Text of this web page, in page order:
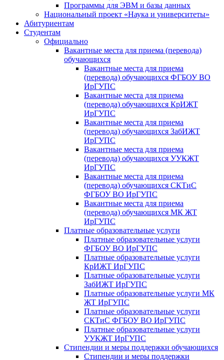
Программы для ЭВМ и базы данных
Национальный проект «Наука и университеты»
Абитуриентам
Студентам
Официально
Вакантные места для приема (перевода)
обучающихся
Вакантные места для приема
(перевода) обучающихся ФГБОУ ВО
ИрГУПС
Вакантные места для приема
(перевода) обучающихся КрИЖТ
ИрГУПС
Вакантные места для приема
(перевода) обучающихся ЗабИЖТ
ИрГУПС
Вакантные места для приема
(перевода) обучающихся УУКЖТ
ИрГУПС
Вакантные места для приема
(перевода) обучающихся СКТиС
ФГБОУ ВО ИрГУПС
Вакантные места для приема
(перевода) обучающихся МК ЖТ
ИрГУПС
Платные образовательные услуги
Платные образовательные услуги
ФГБОУ ВО ИрГУПС
Платные образовательные услуги
КрИЖТ ИрГУПС
Платные образовательные услуги
ЗабИЖТ ИрГУПС
Платные образовательные услуги МК
ЖТ ИрГУПС
Платные образовательные услуги
СКТиС ФГБОУ ВО ИрГУПС
Платные образовательные услуги
УУКЖТ ИрГУПС
Стипендии и меры поддержки обучающихся
Стипендии и меры поддержки